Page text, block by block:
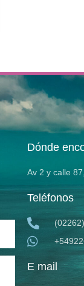
Dónde
Av 2 y calle
Teléfonos
E mail